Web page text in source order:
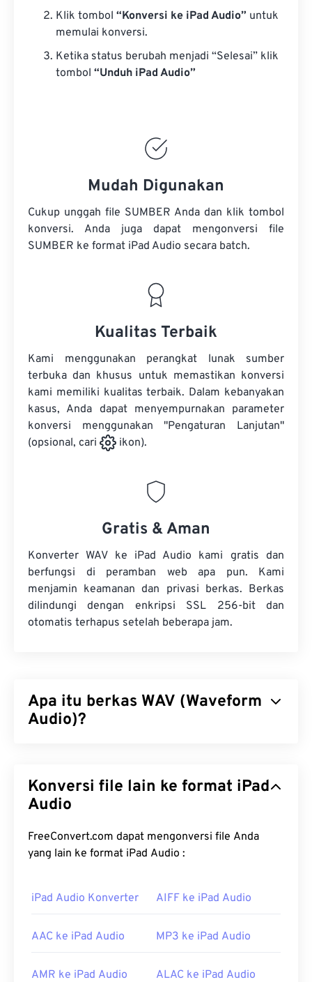
Klik tombol “Konversi ke iPad Audio” untuk
memulai konversi.
Ketika status berubah menjadi “Selesai” klik
tombol “Unduh iPad Audio”
Mudah Digunakan
Cukup unggah file SUMBER Anda dan klik tombol
konversi. Anda juga dapat mengonversi file
SUMBER ke format iPad Audio secara batch.
Kualitas Terbaik
Kami menggunakan perangkat lunak sumber
terbuka dan khusus untuk memastikan konversi
kami memiliki kualitas terbaik. Dalam kebanyakan
kasus, Anda dapat menyempurnakan parameter
konversi menggunakan "Pengaturan Lanjutan"
(opsional, cari
ikon).
Gratis & Aman
Konverter WAV ke iPad Audio kami gratis dan
berfungsi di peramban web apa pun. Kami
menjamin keamanan dan privasi berkas. Berkas
dilindungi dengan enkripsi SSL 256-bit dan
otomatis terhapus setelah beberapa jam.
Apa itu berkas WAV (Waveform
Audio)?
terkompresi. WAV merupakan hasil iterasi
Resource Interchange File Format (RIFF)
daripada berkasM4AdanMP3, sehingga kurang
praktis untuk penggunaan konsumen pada
WAV?
Pemutar bawaan untuk membuka berkas WAV
Konversi file lain ke format iPad
Audio
FreeConvert.com dapat mengonversi file Anda
yang lain ke format iPad Audio :
iPad Audio Konverter AIFF ke iPad Audio
AAC ke iPad Audio MP3 ke iPad Audio
AMR ke iPad Audio ALAC ke iPad Audio